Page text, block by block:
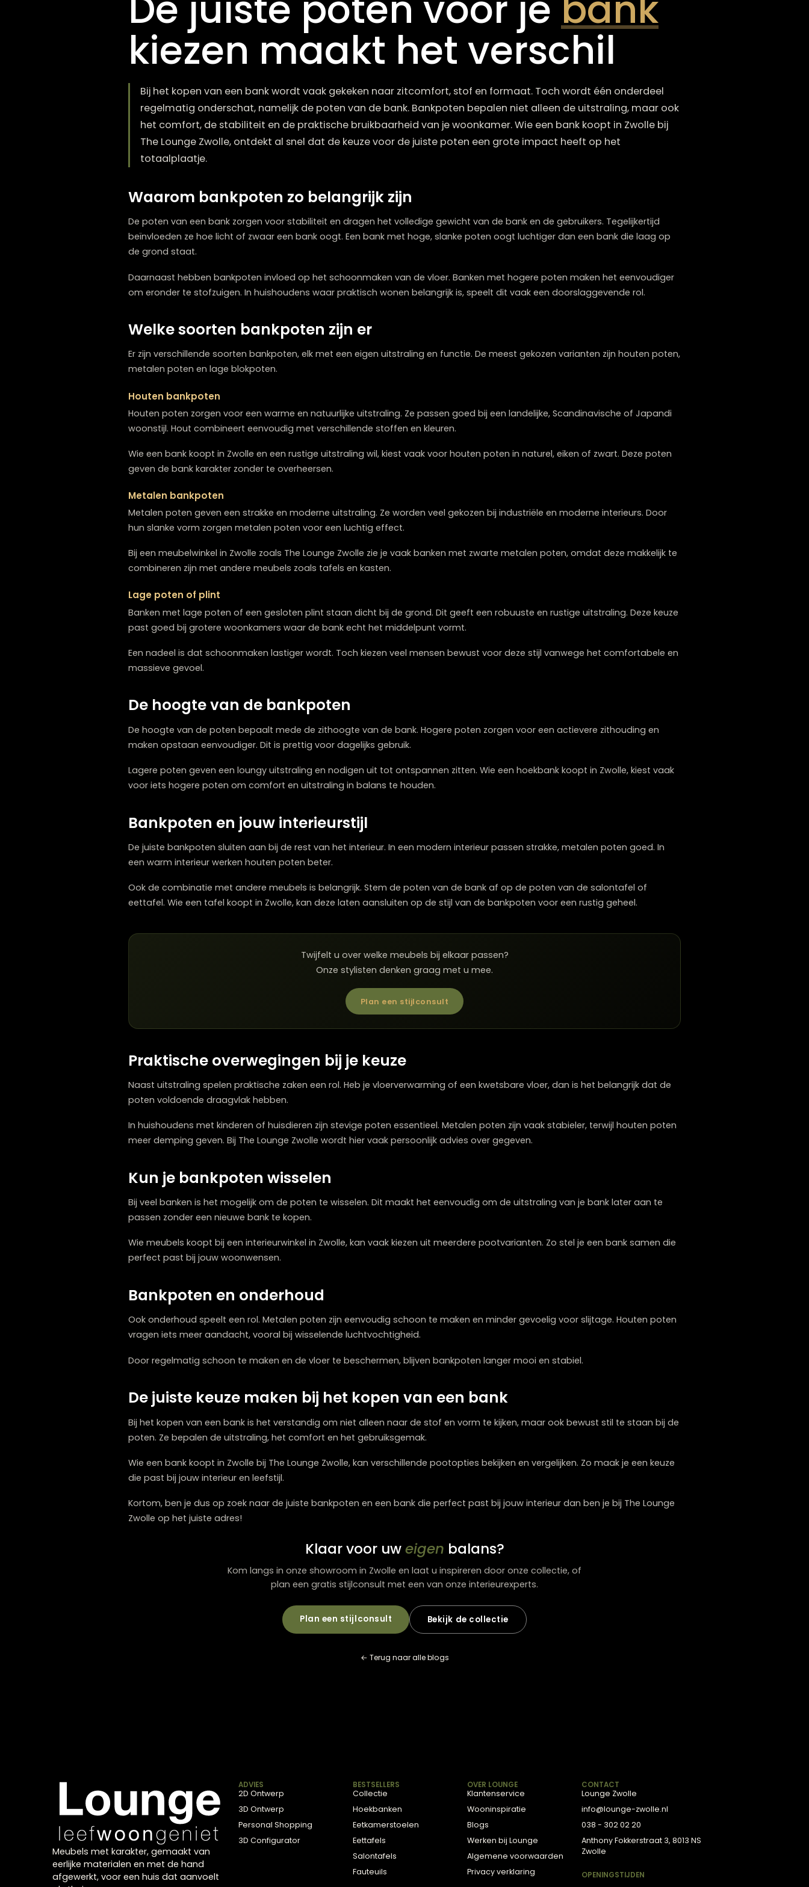
De juiste poten voor jebank
kiezen maakt het verschil
Bij het kopen van een bank wordt vaak gekeken naar zitcomfort, stof en formaat. Toch wordt één onderdeel
regelmatig onderschat, namelijk de poten van de bank. Bankpoten bepalen niet alleen de uitstraling, maar ook
het comfort, de stabiliteit en de praktische bruikbaarheid van je woonkamer. Wie een bank koopt in Zwolle bij
The Lounge Zwolle, ontdekt al snel dat de keuze voor de juiste poten een grote impact heeft op het
totaalplaatje.
Waarom bankpoten zo belangrijk zijn
De poten van een bank zorgen voor stabiliteit en dragen het volledige gewicht van de bank en de gebruikers. Tegelijkertijd
beïnvloeden ze hoe licht of zwaar een bank oogt. Een bank met hoge, slanke poten oogt luchtiger dan een bank die laag op
Daarnaast hebben bankpoten invloed op het schoonmaken van de vloer. Banken met hogere poten maken het eenvoudiger
om eronder te stofzuigen. In huishoudens waar praktisch wonen belangrijk is, speelt dit vaak een doorslaggevende rol.
Welke soorten bankpoten zijn er
Er zijn verschillende soorten bankpoten, elk met een eigen uitstraling en functie. De meest gekozen varianten zijn houten poten,
Houten bankpoten
Houten poten zorgen voor een warme en natuurlijke uitstraling. Ze passen goed bij een landelijke, Scandinavische of Japandi
woonstijl. Hout combineert eenvoudig met verschillende stoffen en kleuren.
Wie een bank koopt in Zwolle en een rustige uitstraling wil, kiest vaak voor houten poten in naturel, eiken of zwart. Deze poten
geven de bank karakter zonder te overheersen.
Metalen poten geven een strakke en moderne uitstraling. Ze worden veel gekozen bij industriële en moderne interieurs. Door
hun slanke vorm zorgen metalen poten voor een luchtig effect.
combineren zijn met andere meubels zoals tafels en kasten.
Banken met lage poten of een gesloten plint staan dicht bij de grond. Dit geeft een robuuste en rustige uitstraling. Deze keuze
past goed bij grotere woonkamers waar de bank echt het middelpunt vormt.
massieve gevoel.
De hoogte van de bankpoten
De hoogte van de poten bepaalt mede de zithoogte van de bank. Hogere poten zorgen voor een actievere zithouding en
maken opstaan eenvoudiger. Dit is prettig voor dagelijks gebruik.
Lagere poten geven een loungy uitstraling en nodigen uit tot ontspannen zitten. Wie een hoekbank koopt in Zwolle, kiest vaak
voor iets hogere poten om comfort en uitstraling in balans te houden.
De juiste bankpoten sluiten aan bij de rest van het interieur. In een modern interieur passen strakke, metalen poten goed. In
een warm interieur werken houten poten beter.
Ook de combinatie met andere meubels is belangrijk. Stem de poten van de bank af op de poten van de salontafel of
eettafel. Wie een tafel koopt in Zwolle, kan deze laten aansluiten op de stijl van de bankpoten voor een rustig geheel.
Twijfelt u over welke meubels bij elkaar passen?
Plan een stijlconsult
Praktische overwegingen bij je keuze
poten voldoende draagvlak hebben.
meer demping geven. Bij The Lounge Zwolle wordt hier vaak persoonlijk advies over gegeven.
Kun je bankpoten wisselen
Bij veel banken is het mogelijk om de poten te wisselen. Dit maakt het eenvoudig om de uitstraling van je bank later aan te
Wie meubels koopt bij een interieurwinkel in Zwolle, kan vaak kiezen uit meerdere pootvarianten. Zo stel je een bank samen die
perfect past bij jouw woonwensen.
Bankpoten en onderhoud
Ook onderhoud speelt een rol. Metalen poten zijn eenvoudig schoon te maken en minder gevoelig voor slijtage. Houten poten
vragen iets meer aandacht, vooral bij wisselende luchtvochtigheid.
Door regelmatig schoon te maken en de vloer te beschermen, blijven bankpoten langer mooi en stabiel.
De juiste keuze maken bij het kopen van een bank
Bij het kopen van een bank is het verstandig om niet alleen naar de stof en vorm te kijken, maar ook bewust stil te staan bij de
poten. Ze bepalen de uitstraling, het comfort en het gebruiksgemak.
Wie een bank koopt in Zwolle bij The Lounge Zwolle, kan verschillende pootopties bekijken en vergelijken. Zo maak je een keuze
plan een gratis stijlconsult met een van onze interieurexperts.
Plan een stijlconsult Bekijk de collectie
← Terug naar alle blogs